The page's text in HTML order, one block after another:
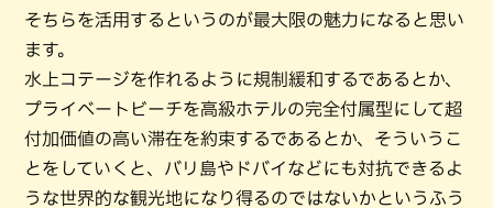
そちらを活用するというのが最大限の魅力になると思い
ます。
水上コテージを作れるように規制緩和するであるとか、
プライベートビーチを高級ホテルの完全付属型にして超
付加価値の高い滞在を約束するであるとか、そういうこ
とをしていくと、バリ島やドバイなどにも対抗できるよ
うな世界的な観光地になり得るのではないかというふう